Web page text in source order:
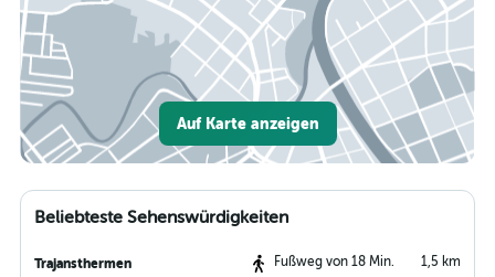
Auf Karte anzeigen
Beliebteste Sehenswürdigkeiten
Trajansthermen Fußweg von 18 Min. 1,5 km